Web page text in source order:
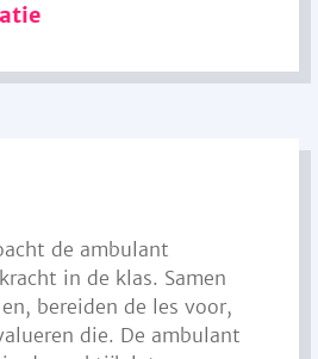
de ambulant
in de klas. Samen
bereiden de les voor,
die. De ambulant